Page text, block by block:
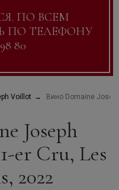
ПО ВСЕМ
ПО ТЕЛЕФОНУ
80
Voillot Вино Domaine
Joseph
er Cru, Les
2022